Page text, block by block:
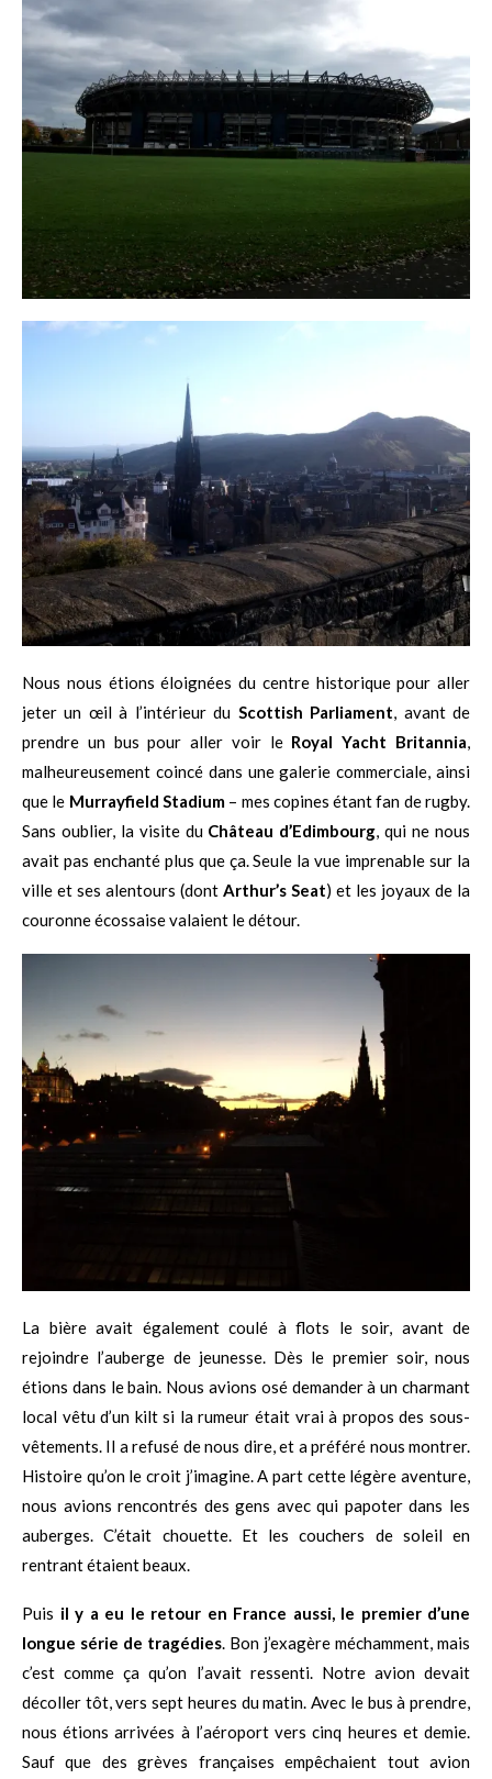
Nous nous étions éloignées du centre historique pour aller
jeter un œil à l’intérieur du Scottish Parliament, avant de
prendre un bus pour aller voir le Royal Yacht Britannia,
malheureusement coincé dans une galerie commerciale, ainsi
que le Murrayfield Stadium– mes copines étant fan de rugby.
Sans oublier, la visite du Château d’Edimbourg, qui ne nous
avait pas enchanté plus que ça. Seule la vue imprenable sur la
ville et ses alentours (dont Arthur’s Seat) et les joyaux de la
couronne écossaise valaient le détour.
La bière avait également coulé à flots le soir, avant de
rejoindre l’auberge de jeunesse. Dès le premier soir, nous
étions dans le bain. Nous avions osé demander à un charmant
local vêtu d’un kilt si la rumeur était vrai à propos des sous-
vêtements. Il a refusé de nous dire, et a préféré nous montrer.
Histoire qu’on le croit j’imagine. A part cette légère aventure,
nous avions rencontrés des gens avec qui papoter dans les
auberges. C’était chouette. Et les couchers de soleil en
rentrant étaient beaux.
Puis il y a eu le retour en France aussi, le premier d’une
longue série de tragédies . Bon j’exagère méchamment, mais
c’est comme ça qu’on l’avait ressenti. Notre avion devait
décoller tôt, vers sept heures du matin. Avec le bus à prendre,
nous étions arrivées à l’aéroport vers cinq heures et demie.
Sauf que des grèves françaises empêchaient tout avion